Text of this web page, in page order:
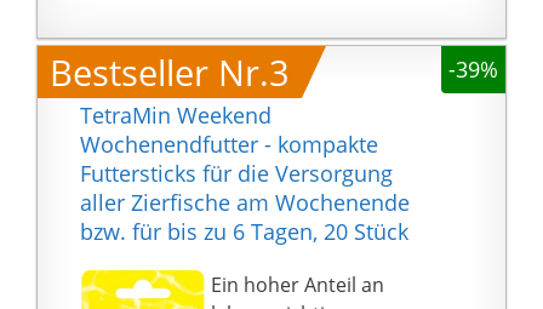
geeignet. Teichsticks so
verfüttern, dass die
Fische diese in 10 bis 15
Minuten ganz
auffressen können
der Natur
Fördert das
Wohlbefinden, die
natürliche
Farbenpracht und das
Wachstum
Die BioActive Formel
unterstützt ein
gesundes
Bestseller Nr.3
-39%
TetraMin Weekend
Wochenendfutter - kompakte
Futtersticks für die Versorgung
aller Zierfische am Wochenende
bzw. für bis zu 6 Tagen, 20 Stück
Ein hoher Anteil an